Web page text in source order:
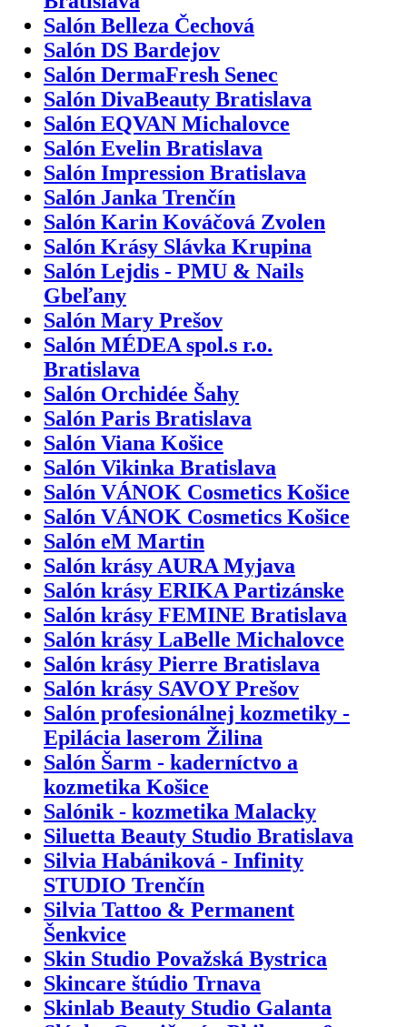
Salón Belleza Čechová
Salón DS Bardejov
Salón DermaFresh Senec
Salón DivaBeauty Bratislava
Salón EQVAN Michalovce
Salón Evelin Bratislava
Salón Impression Bratislava
Salón Janka Trenčín
Salón Karin Kováčová Zvolen
Salón Krásy Slávka Krupina
Salón Lejdis - PMU & Nails
Gbeľany
Salón Mary Prešov
Salón MÉDEA spol.s r.o.
Bratislava
Salón Orchidée Šahy
Salón Paris Bratislava
Salón Viana Košice
Salón Vikinka Bratislava
Salón VÁNOK Cosmetics Košice
Salón VÁNOK Cosmetics Košice
Salón eM Martin
Salón krásy AURA Myjava
Salón krásy ERIKA Partizánske
Salón krásy FEMINE Bratislava
Salón krásy LaBelle Michalovce
Salón krásy Pierre Bratislava
Salón krásy SAVOY Prešov
Salón profesionálnej kozmetiky -
Epilácia laserom Žilina
Salón Šarm - kaderníctvo a
kozmetika Košice
Salónik - kozmetika Malacky
Siluetta Beauty Studio Bratislava
Silvia Habániková - Infinity
STUDIO Trenčín
Silvia Tattoo & Permanent
Šenkvice
Skin Studio Považská Bystrica
Skincare štúdio Trnava
Skinlab Beauty Studio Galanta